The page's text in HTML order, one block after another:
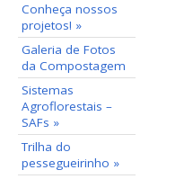
Conheça nossos
projetos! »
Galeria de Fotos
da Compostagem
Sistemas
Agroflorestais –
SAFs »
Trilha do
pessegueirinho »